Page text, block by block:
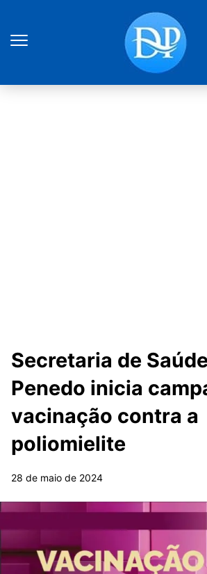
Secretaria de
Penedo inicia
vacinação contra a
poliomielite
28 de maio de 2024